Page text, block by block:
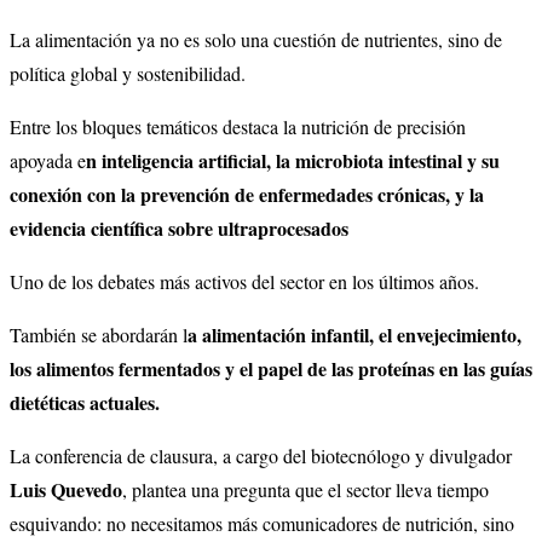
La alimentación ya no es solo una cuestión de nutrientes, sino de
política global y sostenibilidad.
Entre los bloques temáticos destaca la nutrición de precisión
apoyada en inteligencia artificial, la microbiota intestinal y su
conexión con la prevención de enfermedades crónicas, y la
evidencia científica sobre ultraprocesados
Uno de los debates más activos del sector en los últimos años.
También se abordarán la alimentación infantil, el envejecimiento,
los alimentos fermentados y el papel de las proteínas en las guías
dietéticas actuales.
La conferencia de clausura, a cargo del biotecnólogo y divulgador
Luis Quevedo, plantea una pregunta que el sector lleva tiempo
esquivando: no necesitamos más comunicadores de nutrición, sino